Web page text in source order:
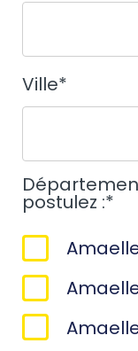
Ville*
postulez :*